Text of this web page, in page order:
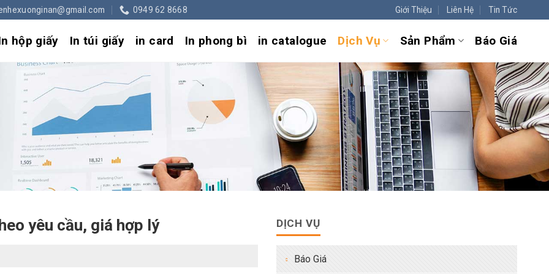
0949 62 8668 Giới Thiệu Liên Hệ Tin Tức
hộp giấy In túi giấy in card In phong bì in catalogue Dịch Vụ Sản Phẩm Báo Giá
yêu cầu, giá hợp lý DỊCH VỤ
Báo Giá